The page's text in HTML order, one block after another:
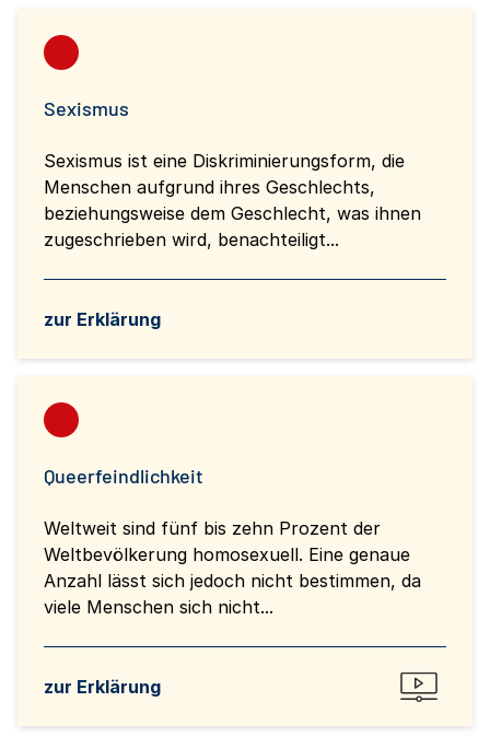
Sexismus
Sexismus ist eine Diskriminierungsform, die
Menschen aufgrund ihres Geschlechts,
beziehungsweise dem Geschlecht, was ihnen
zugeschrieben wird, benachteiligt...
zur Erklärung
Queerfeindlichkeit
Weltweit sind fünf bis zehn Prozent der
Weltbevölkerung homosexuell. Eine genaue
Anzahl lässt sich jedoch nicht bestimmen, da
viele Menschen sich nicht...
zur Erklärung